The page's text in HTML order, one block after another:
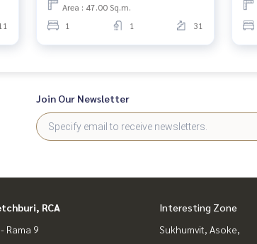
Area : 47.00 Sq.m.
1
1 31
Join Our Newsletter
RCA
Rama 9
Interesting Zone
Sukhumvit, Asoke,